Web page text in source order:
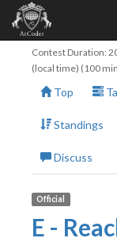
Contest Duration:
(local time) (100
Top
Standings
Discuss
Official
E -